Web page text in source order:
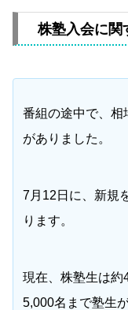
株塾入会に関
番組の途中で、相
がありました。
7月12日に、新規
ります。
現在、株塾生は約
5,000名まで塾生